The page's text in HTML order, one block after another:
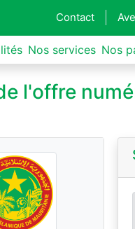
Contact
Nos services Nos
l'offre